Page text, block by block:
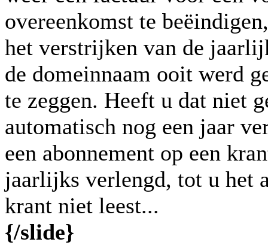
overeenkomst te
het verstrijken van de
de domeinnaam ooit werd
te zeggen. Heeft u dat niet
automatisch nog een jaar
een abonnement op een
jaarlijks verlengd, tot u het
krant niet leest...
{/slide}